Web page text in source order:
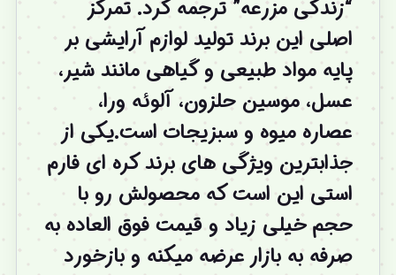
“زندگی مزرعه” ترجمه کرد. تمرکز
اصلی این برندتولید لوازم آرایشی بر
پایه مواد طبیعی و گیاهی مانند شیر،
عسل، موسین حلزون، آلوئه ورا،
عصاره میوه و سبزیجات است.یکی از
جذابترین ویژگی های برند کره ای فارم
استی این است که محصولش رو با
حجم خیلی زیاد و قیمت فوق العاده به
صرفه به بازار عرضه میکنه و بازخورد